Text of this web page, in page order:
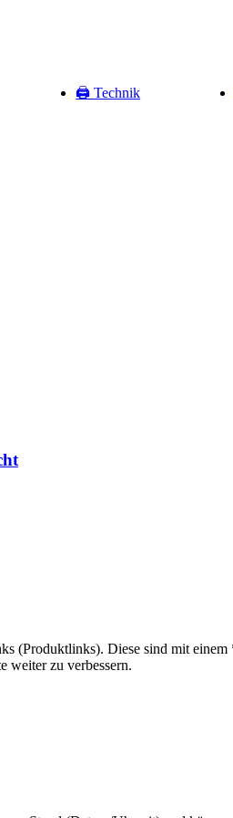
🖨️ Technik
(Produktlinks). Diese sind mit
weiter zu verbessern.